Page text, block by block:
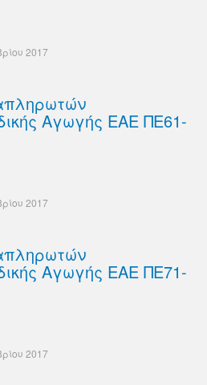
2017
Αγωγής ΕΑΕ ΠΕ61-
2017
Αγωγής ΕΑΕ ΠΕ71-
2017